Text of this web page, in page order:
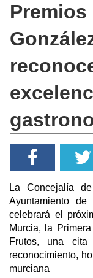
La Concejalía
Ayuntamiento
celebrará el
Murcia, la
Frutos, una
reconocimiento,
murciana